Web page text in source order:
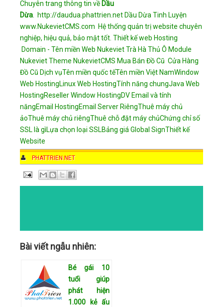
Chuyên trang thông tin vềDầu
Dừa http://daudua.phattrien.netDầu Dừa Tinh Luyện
www.NukevietCMS.com Hệ thống quản trị website chuyên
nghiệp, hiệu quả, bảo mật tốt. Thiết kế web Hosting
Domain - Tên miền Web NukevietTrà Hà Thủ Ô Module
NukevietTheme NukevietCMS Mua Bán Đồ Cũ Cửa Hàng
Đồ Cũ Dịch vụTên miền quốc tếTên miền Việt NamWindow
Web HostingLinux Web HostingTính năng chungJava Web
HostingReseller Window HostingDV Email và tính
năngEmail HostingEmail Server RiêngThuê máy chủ
ảoThuê máy chủ riêngThuê chỗ đặt máy chủChứng chỉ số
SSL là gìLựa chọn loại SSLBảng giá Global SignThiết kế
Website
AUTHOR
PHATTRIEN.NET
DATE
2:06 PM
Bài viết ngẫu nhiên:
Bé gái 10
tuổi giúp
phát hiện
1.000 kẻ ấu